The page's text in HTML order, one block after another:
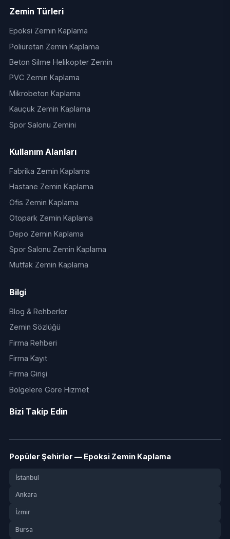
Zemin Türleri
Epoksi Zemin Kaplama
Poliüretan Zemin Kaplama
Beton Silme Helikopter Zemin
PVC Zemin Kaplama
Mikrobeton Kaplama
Kauçuk Zemin Kaplama
Spor Salonu Zemini
Kullanım Alanları
Fabrika Zemin Kaplama
Hastane Zemin Kaplama
Ofis Zemin Kaplama
Otopark Zemin Kaplama
Depo Zemin Kaplama
Spor Salonu Zemin Kaplama
Mutfak Zemin Kaplama
Bilgi
Blog & Rehberler
Zemin Sözlüğü
Firma Rehberi
Firma Kayıt
Firma Girişi
Bölgelere Göre Hizmet
Bizi Takip Edin
Popüler Şehirler — Epoksi Zemin Kaplama
İstanbul
Ankara
İzmir
Bursa